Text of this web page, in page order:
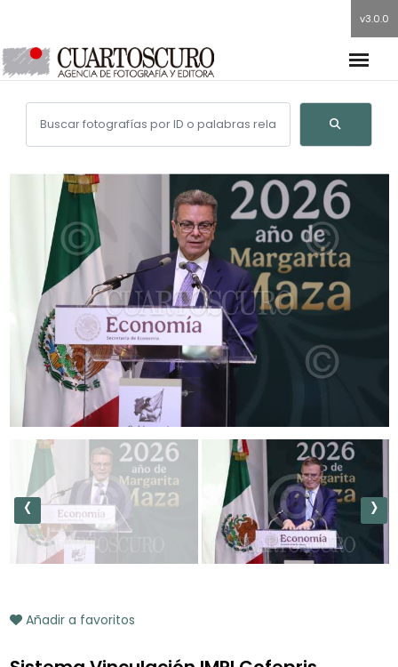
v3.0.0
‹ ›
Añadir a favoritos